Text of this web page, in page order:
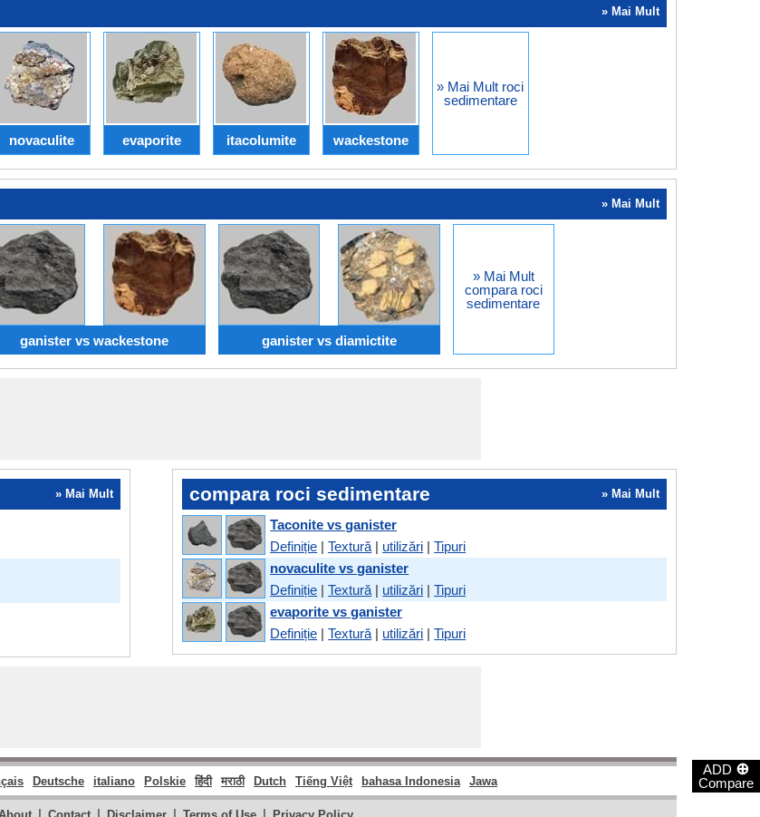
ADD ⊕
Compare
» Mai Mult
novaculite evaporite itacolumite wackestone
» Mai Mult roci
sedimentare
» Mai Mult
ganister vs wackestone ganister vs diamictite
» Mai Mult
compara roci
sedimentare
» Mai Mult compara roci sedimentare » Mai Mult
Taconite vs ganister
Definiție |Textură | utilizări |Tipuri
novaculite vs ganister
Definiție |Textură | utilizări |Tipuri
evaporite vs ganister
Definiție |Textură | utilizări |Tipuri
Deutsche italiano Polskie हिंदी मराठी Dutch Tiếng Việt bahasa Indonesia Jawa